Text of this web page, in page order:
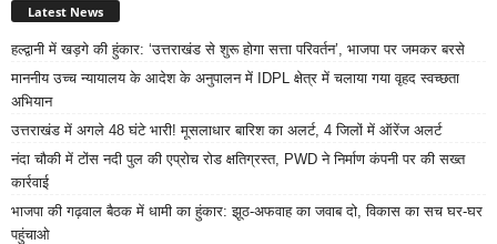
Latest News
हल्द्वानी में खड़गे की हुंकार: ‘उत्तराखंड से शुरू होगा सत्ता परिवर्तन’, भाजपा पर जमकर बरसे
माननीय उच्च न्यायालय के आदेश के अनुपालन में IDPL क्षेत्र में चलाया गया वृहद स्वच्छता
अभियान
उत्तराखंड में अगले 48 घंटे भारी! मूसलाधार बारिश का अलर्ट, 4 जिलों में ऑरेंज अलर्ट
नंदा चौकी में टोंस नदी पुल की एप्रोच रोड क्षतिग्रस्त, PWD ने निर्माण कंपनी पर की सख्त
कार्रवाई
भाजपा की गढ़वाल बैठक में धामी का हुंकार: झूठ-अफवाह का जवाब दो, विकास का सच घर-घर
पहुंचाओ